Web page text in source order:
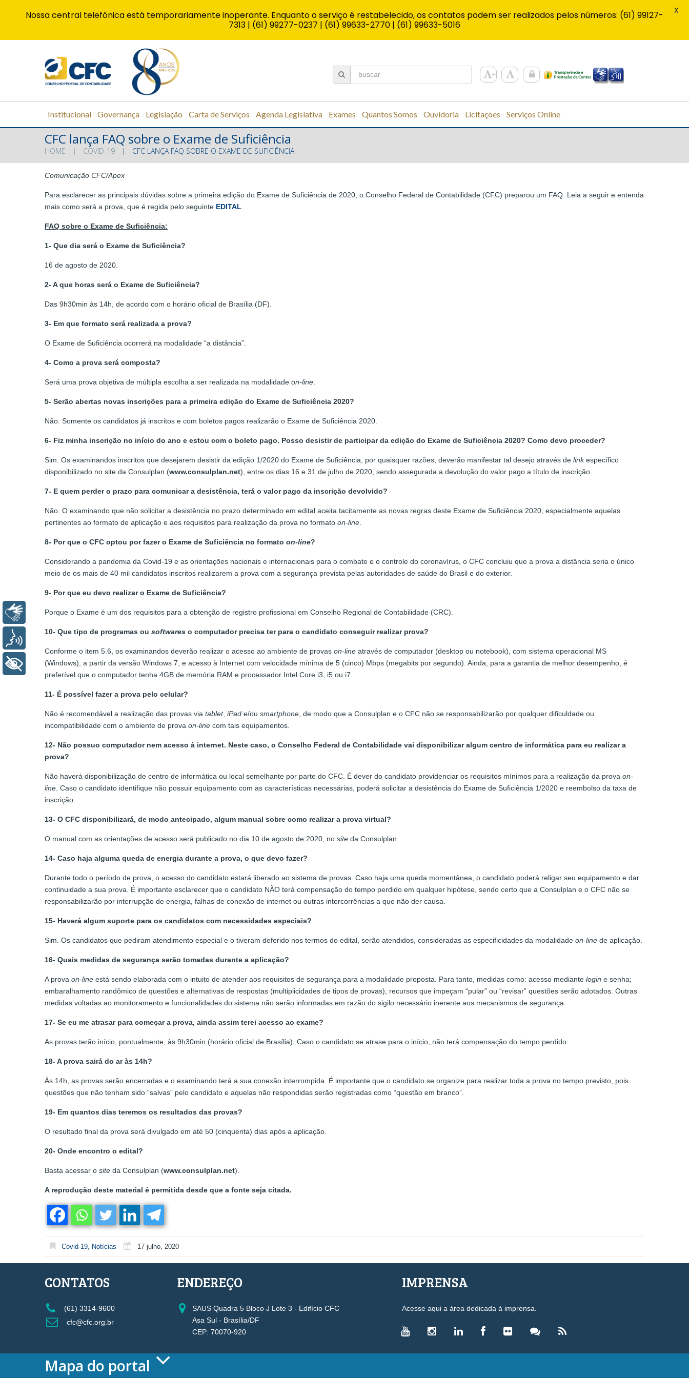
Institucional Governança Legislação Carta de Serviços Agenda Legislativa Exames Quantos Somos Ouvidoria Licitações Serviços Online
CFC lança FAQ sobre o Exame de Suficiência
HOME COVID-19 CFC LANÇA FAQ SOBRE O EXAME DE SUFICIÊNCIA
Comunicação CFC/Apex
Para esclarecer as principais dúvidas sobre a primeira edição do Exame de Suficiência de 2020, o Conselho Federal de Contabilidade (CFC) preparou um FAQ. Leia a seguir e entenda
mais como será a prova, que é regida pelo seguinte EDITAL.
FAQ sobre o Exame de Suficiência:
1- Que dia será o Exame de Suficiência?
16 de agosto de 2020.
2- A que horas será o Exame de Suficiência?
Das 9h30min às 14h, de acordo com o horário oficial de Brasília (DF).
3- Em que formato será realizada a prova?
O Exame de Suficiência ocorrerá na modalidade “a distância”.
4- Como a prova será composta?
Será uma prova objetiva de múltipla escolha a ser realizada na modalidade on-line.
5- Serão abertas novas inscrições para a primeira edição do Exame de Suficiência 2020?
Não. Somente os candidatos já inscritos e com boletos pagos realizarão o Exame de Suficiência 2020.
6- Fiz minha inscrição no início do ano e estou com o boleto pago. Posso desistir de participar da edição do Exame de Suficiência 2020? Como devo proceder?
Sim. Os examinandos inscritos que desejarem desistir da edição 1/2020 do Exame de Suficiência, por quaisquer razões, deverão manifestar tal desejo através de linkespecífico
disponibilizado no site da Consulplan (www.consulplan.net), entre os dias 16 e 31 de julho de 2020, sendo assegurada a devolução do valor pago a título de inscrição.
7- E quem perder o prazo para comunicar a desistência, terá o valor pago da inscrição devolvido?
Não. O examinando que não solicitar a desistência no prazo determinado em edital aceita tacitamente as novas regras deste Exame de Suficiência 2020, especialmente aquelas
pertinentes ao formato de aplicação e aos requisitos para realização da prova no formato on-line.
8- Por que o CFC optou por fazer o Exame de Suficiência no formato on-line?
Considerando a pandemia da Covid-19 e as orientações nacionais e internacionais para o combate e o controle do coronavírus, o CFC concluiu que a prova a distância seria o único
meio de os mais de 40 mil candidatos inscritos realizarem a prova com a segurança prevista pelas autoridades de saúde do Brasil e do exterior.
9- Por que eu devo realizar o Exame de Suficiência?
Porque o Exame é um dos requisitos para a obtenção de registro profissional em Conselho Regional de Contabilidade (CRC).
10- Que tipo de programas ou softwares o computador precisa ter para o candidato conseguir realizar prova?
Conforme o item 5.6, os examinandos deverão realizar o acesso ao ambiente de provas on-line através de computador (desktop ou notebook), com sistema operacional MS
(Windows), a partir da versão Windows 7, e acesso à Internet com velocidade mínima de 5 (cinco) Mbps (megabits por segundo). Ainda, para a garantia de melhor desempenho, é
preferível que o computador tenha 4GB de memória RAM e processador Intel Core i3, i5 ou i7.
11- É possível fazer a prova pelo celular?
Não é recomendável a realização das provas via tablet, iPad e/ou smartphone, de modo que a Consulplan e o CFC não se responsabilizarão por qualquer dificuldade ou
incompatibilidade com o ambiente de prova on-line com tais equipamentos.
12- Não possuo computador nem acesso à internet. Neste caso, o Conselho Federal de Contabilidade vai disponibilizar algum centro de informática para eu realizar a
prova?
Não haverá disponibilização de centro de informática ou local semelhante por parte do CFC. É dever do candidato providenciar os requisitos mínimos para a realização da prova on-
line. Caso o candidato identifique não possuir equipamento com as características necessárias, poderá solicitar a desistência do Exame de Suficiência 1/2020 e reembolso da taxa de
inscrição.
13- O CFC disponibilizará, de modo antecipado, algum manual sobre como realizar a prova virtual?
O manual com as orientações de acesso será publicado no dia 10 de agosto de 2020, no site da Consulplan.
14- Caso haja alguma queda de energia durante a prova, o que devo fazer?
Durante todo o período de prova, o acesso do candidato estará liberado ao sistema de provas. Caso haja uma queda momentânea, o candidato poderá religar seu equipamento e dar
continuidade a sua prova. É importante esclarecer que o candidato NÃO terá compensação do tempo perdido em qualquer hipótese, sendo certo que a Consulplan e o CFC não se
responsabilizarão por interrupção de energia, falhas de conexão de internet ou outras intercorrências a que não der causa.
15- Haverá algum suporte para os candidatos com necessidades especiais?
Sim. Os candidatos que pediram atendimento especial e o tiveram deferido nos termos do edital, serão atendidos, consideradas as especificidades da modalidade on-line de aplicação.
16- Quais medidas de segurança serão tomadas durante a aplicação?
A prova on-line está sendo elaborada com o intuito de atender aos requisitos de segurança para a modalidade proposta. Para tanto, medidas como: acesso mediante login e senha;
embaralhamento randômico de questões e alternativas de respostas (multiplicidades de tipos de provas); recursos que impeçam “pular” ou “revisar” questões serão adotados. Outras
medidas voltadas ao monitoramento e funcionalidades do sistema não serão informadas em razão do sigilo necessário inerente aos mecanismos de segurança.
17- Se eu me atrasar para começar a prova, ainda assim terei acesso ao exame?
As provas terão início, pontualmente, às 9h30min (horário oficial de Brasília). Caso o candidato se atrase para o início, não terá compensação do tempo perdido.
18- A prova sairá do ar às 14h?
Às 14h, as provas serão encerradas e o examinando terá a sua conexão interrompida. É importante que o candidato se organize para realizar toda a prova no tempo previsto, pois
questões que não tenham sido “salvas” pelo candidato e aquelas não respondidas serão registradas como “questão em branco”.
19- Em quantos dias teremos os resultados das provas?
O resultado final da prova será divulgado em até 50 (cinquenta) dias após a aplicação.
20- Onde encontro o edital?
Basta acessar o site da Consulplan (www.consulplan.net).
A reprodução deste material é permitida desde que a fonte seja citada.
Covid-19, Notícias 17 julho, 2020
CONTATOS
(61) 3314-9600
cfc@cfc.org.br
ENDEREÇO
SAUS Quadra 5 Bloco J Lote 3 - Edifício CFC
Asa Sul - Brasília/DF
CEP: 70070-920
IMPRENSA
Acesse aqui a área dedicada à imprensa.
Mapa do portal
Nossa central telefônica está temporariamente inoperante. Enquanto o serviço é restabelecido, os contatos podem ser realizados pelos números: (61) 99127-
7313 | (61) 99277-0237 | (61) 99633-2770 | (61) 99633-5016
X
Libras
+ Acessibilidade